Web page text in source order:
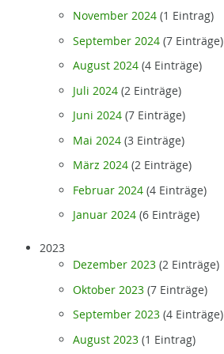
November 2024 (1 Eintrag)
September 2024 (7 Einträge)
August 2024 (4 Einträge)
Juli 2024 (2 Einträge)
Juni 2024 (7 Einträge)
Mai 2024 (3 Einträge)
März 2024 (2 Einträge)
Februar 2024 (4 Einträge)
Januar 2024 (6 Einträge)
2023
Dezember 2023 (2 Einträge)
Oktober 2023 (7 Einträge)
September 2023 (4 Einträge)
August 2023 (1 Eintrag)